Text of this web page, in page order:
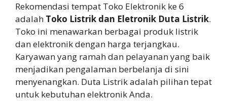
Rekomendasi tempat Toko Elektronik ke 6
adalah Toko Listrik dan Eletronik Duta Listrik.
Toko ini menawarkan berbagai produk listrik
dan elektronik dengan harga terjangkau.
Karyawan yang ramah dan pelayanan yang baik
menjadikan pengalaman berbelanja di sini
menyenangkan. Duta Listrik adalah pilihan tepat
untuk kebutuhan elektronik Anda.